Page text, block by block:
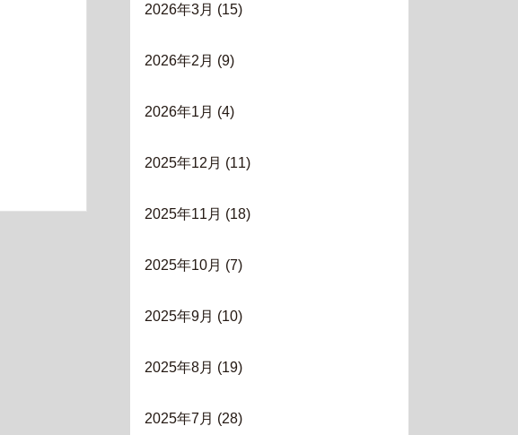
2026年3月 (15)
2026年2月 (9)
2026年1月 (4)
2025年12月 (11)
2025年11月 (18)
2025年10月 (7)
2025年9月 (10)
2025年8月 (19)
2025年7月 (28)